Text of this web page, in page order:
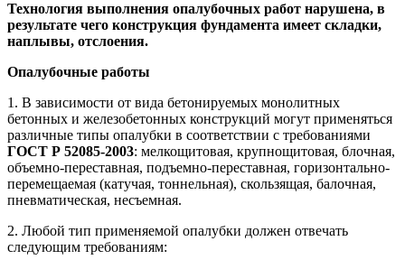
Технология выполнения опалубочных работ нарушена, в
результате чего конструкция фундамента имеет складки,
наплывы, отслоения.
Опалубочные работы
1. В зависимости от вида бетонируемых монолитных
бетонных и железобетонных конструкций могут применяться
различные типы опалубки в соответствии с требованиями
ГОСТ Р 52085-2003: мелкощитовая, крупнощитовая, блочная,
объемно-переставная, подъемно-переставная, горизонтально-
перемещаемая (катучая, тоннельная), скользящая, балочная,
пневматическая, несъемная.
2. Любой тип применяемой опалубки должен отвечать
следующим требованиям: